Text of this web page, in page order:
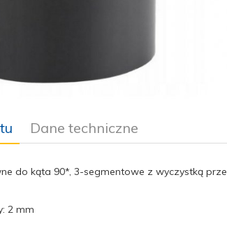
Dane techniczne
do kąta 90*, 3-segmentowe z wyczystką
2 mm